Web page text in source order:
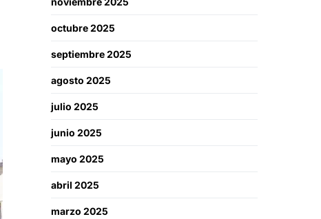
octubre 2025
septiembre 2025
agosto 2025
julio 2025
junio 2025
mayo 2025
abril 2025
marzo 2025